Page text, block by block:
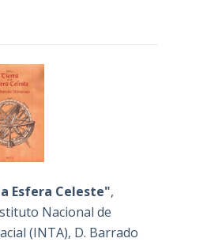
Esfera Celeste",
Nacional de
(INTA), D. Barrado